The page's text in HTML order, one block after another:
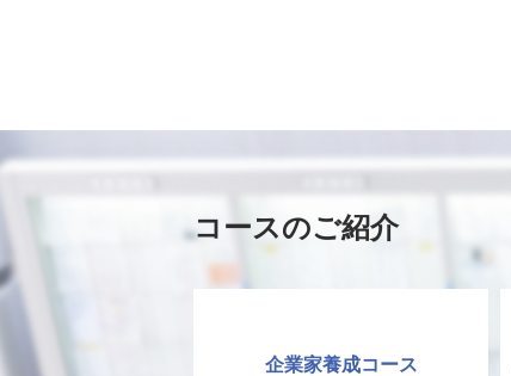
コースのご紹介
企業家養成コース